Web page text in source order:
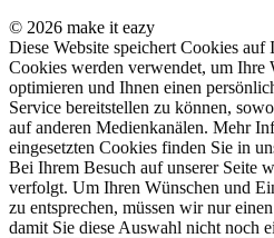
© 2026 make it eazy
Diese Website speichert Cookies auf
Cookies werden verwendet, um Ihre
optimieren und Ihnen einen
Service bereitstellen zu können,
auf anderen Medienkanälen. Mehr
eingesetzten Cookies finden Sie in
Bei Ihrem Besuch auf unserer Seite
verfolgt. Um Ihren Wünschen und
zu entsprechen, müssen wir nur
damit Sie diese Auswahl nicht noch